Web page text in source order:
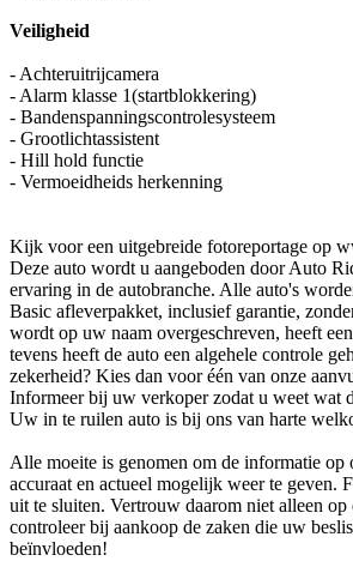
Veiligheid
- Achteruitrijcamera
- Alarm klasse 1(startblokkering)
- Bandenspanningscontrolesysteem
- Grootlichtassistent
- Hill hold functie
- Vermoeidheids herkenning
Kijk voor een uitgebreide fotoreportage op
Deze auto wordt u aangeboden door Auto
ervaring in de autobranche. Alle auto's
Basic afleverpakket, inclusief garantie,
wordt op uw naam overgeschreven, heeft
tevens heeft de auto een algehele controle
zekerheid? Kies dan voor één van onze
Informeer bij uw verkoper zodat u weet wat
Uw in te ruilen auto is bij ons van harte
Alle moeite is genomen om de informatie op
accuraat en actueel mogelijk weer te geven.
uit te sluiten. Vertrouw daarom niet alleen op
controleer bij aankoop de zaken die uw
beïnvloeden!